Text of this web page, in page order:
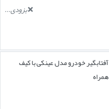
بزودی...
آفتابگیر خودرو مدل عینکی با کیف
همراه